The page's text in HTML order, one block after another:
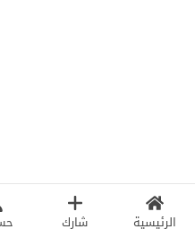
الرئيسية شارك